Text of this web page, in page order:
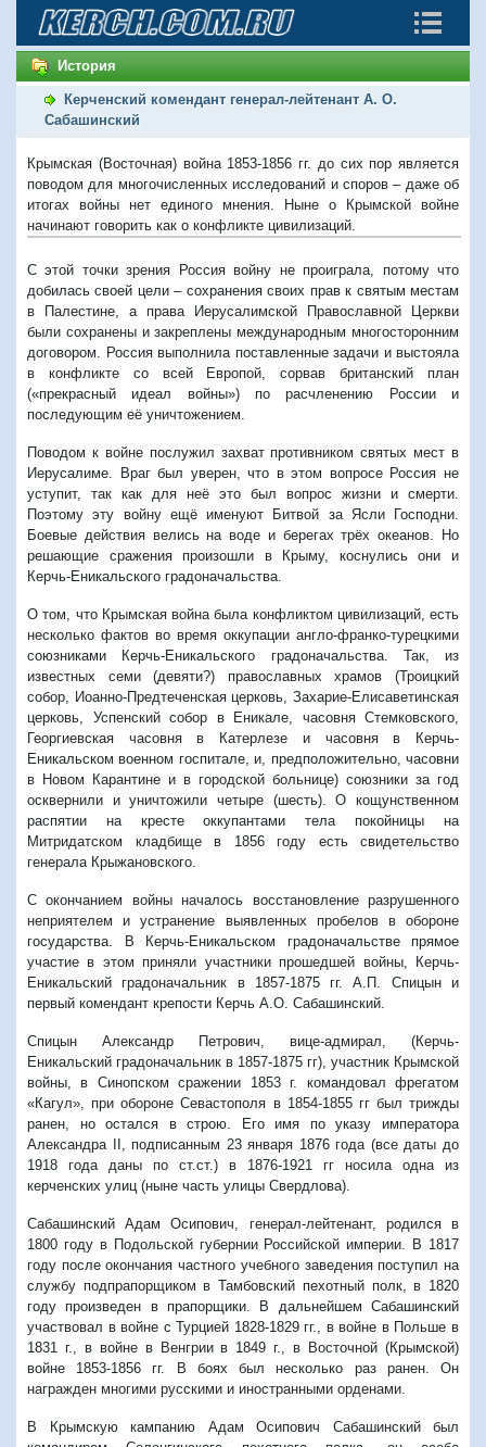
История
Керченский комендант генерал-лейтенант А. О.
Сабашинский
Крымская (Восточная) война 1853-1856 гг. до сих пор является
поводом для многочисленных исследований и споров – даже об
итогах войны нет единого мнения. Ныне о Крымской войне
начинают говорить как о конфликте цивилизаций.
С этой точки зрения Россия войну не проиграла, потому что
добилась своей цели – сохранения своих прав к святым местам
в Палестине, а права Иерусалимской Православной Церкви
были сохранены и закреплены международным многосторонним
договором. Россия выполнила поставленные задачи и выстояла
в конфликте со всей Европой, сорвав британский план
(«прекрасный идеал войны») по расчленению России и
последующим её уничтожением.
Поводом к войне послужил захват противником святых мест в
Иерусалиме. Враг был уверен, что в этом вопросе Россия не
уступит, так как для неё это был вопрос жизни и смерти.
Поэтому эту войну ещё именуют Битвой за Ясли Господни.
Боевые действия велись на воде и берегах трёх океанов. Но
решающие сражения произошли в Крыму, коснулись они и
Керчь-Еникальского градоначальства.
О том, что Крымская война была конфликтом цивилизаций, есть
несколько фактов во время оккупации англо-франко-турецкими
союзниками Керчь-Еникальского градоначальства. Так, из
известных семи (девяти?) православных храмов (Троицкий
собор, Иоанно-Предтеченская церковь, Захарие-Елисаветинская
церковь, Успенский собор в Еникале, часовня Стемковского,
Георгиевская часовня в Катерлезе и часовня в Керчь-
Еникальском военном госпитале, и, предположительно, часовни
в Новом Карантине и в городской больнице) союзники за год
осквернили и уничтожили четыре (шесть). О кощунственном
распятии на кресте оккупантами тела покойницы на
Митридатском кладбище в 1856 году есть свидетельство
генерала Крыжановского.
С окончанием войны началось восстановление разрушенного
неприятелем и устранение выявленных пробелов в обороне
государства. В Керчь-Еникальском градоначальстве прямое
участие в этом приняли участники прошедшей войны, Керчь-
Еникальский градоначальник в 1857-1875 гг. А.П. Спицын и
первый комендант крепости Керчь А.О. Сабашинский.
Спицын Александр Петрович, вице-адмирал, (Керчь-
Еникальский градоначальник в 1857-1875 гг), участник Крымской
войны, в Синопском сражении 1853 г. командовал фрегатом
«Кагул», при обороне Севастополя в 1854-1855 гг был трижды
ранен, но остался в строю. Его имя по указу императора
Александра II, подписанным 23 января 1876 года (все даты до
1918 года даны по ст.ст.) в 1876-1921 гг носила одна из
керченских улиц (ныне часть улицы Свердлова).
Сабашинский Адам Осипович, генерал-лейтенант, родился в
1800 году в Подольской губернии Российской империи. В 1817
году после окончания частного учебного заведения поступил на
службу подпрапорщиком в Тамбовский пехотный полк, в 1820
году произведен в прапорщики. В дальнейшем Сабашинский
участвовал в войне с Турцией 1828-1829 гг., в войне в Польше в
1831 г., в войне в Венгрии в 1849 г., в Восточной (Крымской)
войне 1853-1856 гг. В боях был несколько раз ранен. Он
награжден многими русскими и иностранными орденами.
В Крымскую кампанию Адам Осипович Сабашинский был